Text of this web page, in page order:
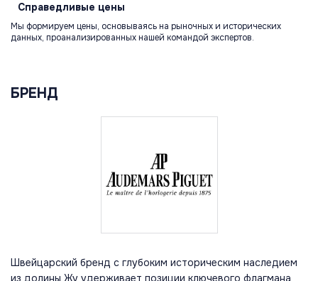
Справедливые цены
Мы формируем цены, основываясь на рыночных и исторических
данных, проанализированных нашей командой экспертов.
БРЕНД
Швейцарский бренд с глубоким историческим наследием
из долины Жу удерживает позиции ключевого флагмана